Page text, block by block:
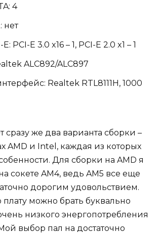
4
нет
PCI-E 3.0 x16 – 1, PCI-E 2.0 x1 – 1
ALC892/ALC897
Realtek RTL8111H, 1000
сразу же два варианта сборки –
AMD и Intel, каждая из которых
Для сборки на AMD я
сокете AM4, ведь AM5 все еще
дорогим удовольствием.
можно брать буквально
низкого энергопотребления
выбор пал на достаточно